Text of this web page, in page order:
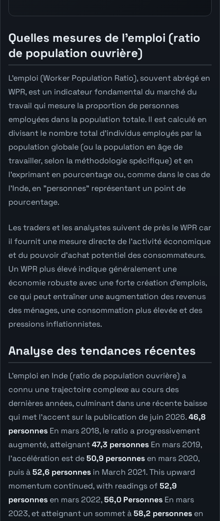
Quelles mesures de l'emploi (ratio
de population ouvrière)
L'emploi (Worker Population Ratio), souvent abrégé en
WPR, est un indicateur fondamental du marché du
travail qui mesure la proportion de personnes
employées dans la population totale. Il est calculé en
divisant le nombre total d'individus employés par la
population globale (ou la population en âge de
travailler, selon la méthodologie spécifique) et en
l'exprimant en pourcentage ou, comme dans le cas de
l'Inde, en "personnes" représentant un point de
pourcentage.
Les traders et les analystes suivent de près le WPR car
il fournit une mesure directe de l'activité économique
et du pouvoir d'achat potentiel des consommateurs.
Un WPR plus élevé indique généralement une
économie robuste avec une forte création d'emplois,
ce qui peut entraîner une augmentation des revenus
des ménages, une consommation plus élevée et des
pressions inflationnistes.
Analyse des tendances récentes
L'emploi en Inde (ratio de population ouvrière) a
connu une trajectoire complexe au cours des
dernières années, culminant dans une récente baisse
qui met l'accent sur la publication de juin 2026.46,8
personnes En mars 2018, le ratio a progressivement
augmenté, atteignant47,3 personnes En mars 2019,
l'accélération est de50,9 personnes en mars 2020,
puis à52,6 personnes in March 2021. This upward
momentum continued, with readings of52,9
personnes en mars 2022,56,0 Personnes En mars
2023, et atteignant un sommet à58,2 personnes en